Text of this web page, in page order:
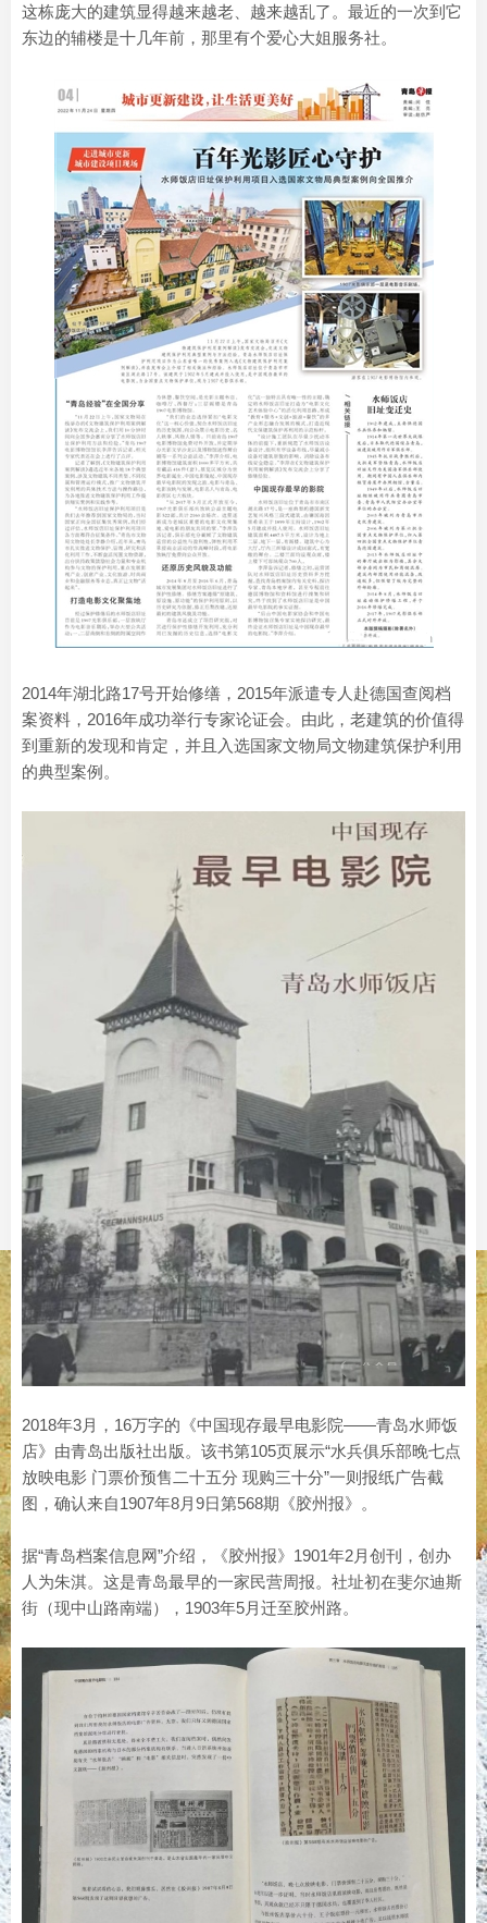
这栋庞大的建筑显得越来越老、越来越乱了。最近的一次到它
东边的辅楼是十几年前，那里有个爱心大姐服务社。
2014年湖北路17号开始修缮，2015年派遣专人赴德国查阅档
案资料，2016年成功举行专家论证会。由此，老建筑的价值得
到重新的发现和肯定，并且入选国家文物局文物建筑保护利用
的典型案例。
2018年3月，16万字的《中国现存最早电影院——青岛水师饭
店》由青岛出版社出版。该书第105页展示“水兵俱乐部晚七点
放映电影 门票价预售二十五分 现购三十分”一则报纸广告截
图，确认来自1907年8月9日第568期《胶州报》。
据“青岛档案信息网”介绍，《胶州报》1901年2月创刊，创办
人为朱淇。这是青岛最早的一家民营周报。社址初在斐尔迪斯
街（现中山路南端），1903年5月迁至胶州路。